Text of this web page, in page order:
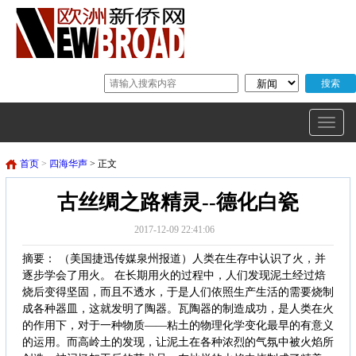
首页 > 四海华声 > 正文
古丝绸之路精灵--德化白瓷
2017-12-09 22:41:06
摘要： （美国捷迅传媒泉州报道）人类在生存中认识了火，并
逐步学会了用火。 在长期用火的过程中，人们发现泥土经过焙
烧后变得坚固，而且不透水，于是人们依照生产生活的需要烧制
成各种器皿，这就发明了陶器。瓦陶器的制造成功，是人类在火
的作用下，对于一种物质——粘土的物理化学变化最早的有意义
的运用。而高岭土的发现，让泥土在各种浓烈的气氛中被火焰所